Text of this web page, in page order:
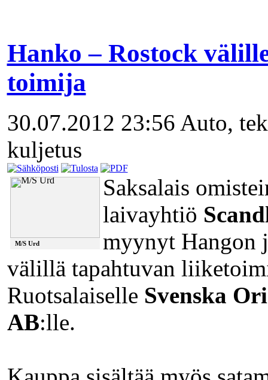
Hanko – Rostock
toimija
30.07.2012 23:56 Auto,
kuljetus
M/S Urd
Saksalais
laivayhtiö
myynyt Hangon
välillä tapahtuvan
Ruotsalaiselle Svenska
AB:lle.